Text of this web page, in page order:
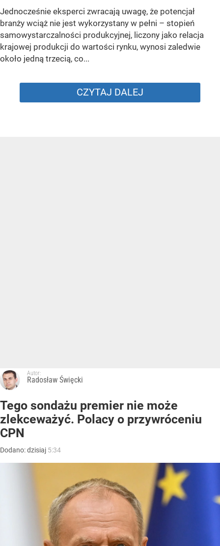
Jednocześnie eksperci zwracają uwagę, że potencjał
branży wciąż nie jest wykorzystany w pełni – stopień
samowystarczalności produkcyjnej, liczony jako relacja
krajowej produkcji do wartości rynku, wynosi zaledwie
około jedną trzecią, co...
CZYTAJ DALEJ
Autor:
Radosław Święcki
Tego sondażu premier nie może
zlekceważyć. Polacy o przywróceniu
CPN
Dodano:dzisiaj 5:34